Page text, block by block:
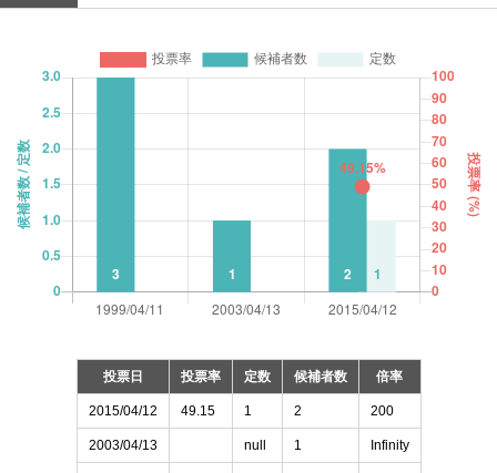
投票日 投票率 定数 候補者数 倍率
2015/04/12 49.15 1 2 200
2003/04/13 null 1 Infinity